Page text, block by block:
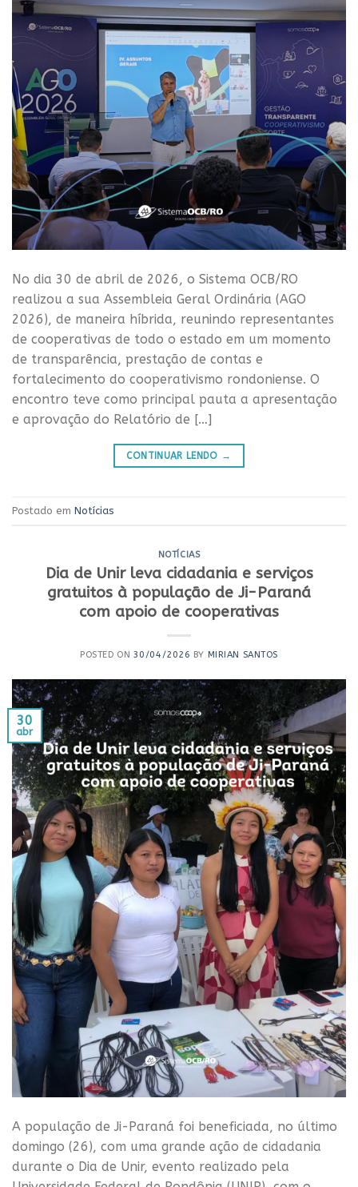
No dia 30 de abril de 2026, o Sistema OCB/RO
realizou a sua Assembleia Geral Ordinária (AGO
2026), de maneira híbrida, reunindo representantes
de cooperativas de todo o estado em um momento
de transparência, prestação de contas e
fortalecimento do cooperativismo rondoniense. O
encontro teve como principal pauta a apresentação
e aprovação do Relatório de […]
CONTINUAR LENDO →
Postado em Notícias
NOTÍCIAS
Dia de Unir leva cidadania e serviços
gratuitos à população de Ji-Paraná
com apoio de cooperativas
POSTED ON 30/04/2026 BY MIRIAN SANTOS
30
abr
A população de Ji-Paraná foi beneficiada, no último
domingo (26), com uma grande ação de cidadania
durante o Dia de Unir, evento realizado pela